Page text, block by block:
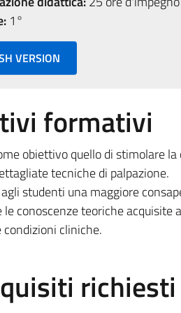
1°
VERSION
formativi
obiettivo quello di stimolare
tecniche di palpazione.
studenti una maggiore
le conoscenze teoriche
cliniche.
richiesti